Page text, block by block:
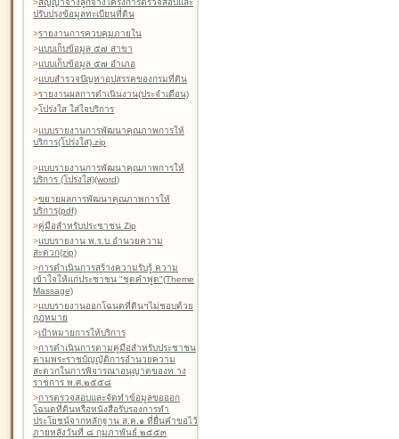
ปรับปรุงข้อมูลทะเบียนที่ดิน
>รายงานการควบคุมภายใน
>แบบเก็บข้อมูล ๕๗ สาขา
>แบบเก็บข้อมูล ๕๗ อำเภอ
>แบบสำรวจปัญหาอุปสรรคของกรมที่ดิน
>รายงานผลการดำเนินงาน(ประจำเดือน)
>โปร่งใส ใส่ใจบริการ
>แบบรายงานการพัฒนาคุณภาพการให้
บริการ(โปร่งใส).zip
>แบบรายงานการพัฒนาคุณภาพการให้
บริการ (โปร่งใส)(word)
>ขยายผลการพัฒนาคุณภาพการให้
บริการ(pdf)
>คู่มือสำหรับประชาชน Zip
>แบบรายงาน พ.ร.บ.อำนวยความ
สะดวก(zip)
>การดำเนินการสร้างความรับรู้ ความ
เข้าใจให้แก่ประชาชน "ชุดคำพูด"(Theme
Massage)
>แบบรายงานออกโฉนดที่ดินฯไม่ชอบด้วย
กฎหมาย
>เป้าหมายการให้บริการ
>การดำเนินการตามคู่มือสำหรับประชาชน
ตามพระราชบัญญัติการอำนวยความ
สะดวกในการพิจารณาอนุญาตของท าง
ราชการ พ.ศ.๒๕๕๘
>การตรวจสอบและจัดทำข้อมูลขอออก
โฉนดที่ดินหรือหนังสือรับรองการทำ
ประโยชน์จากหลักฐาน ส.ค.๑ ที่ยื่นคำขอไว้
ภายหลังวันที่ ๘ กุมภาพันธ์ ๒๕๕๓